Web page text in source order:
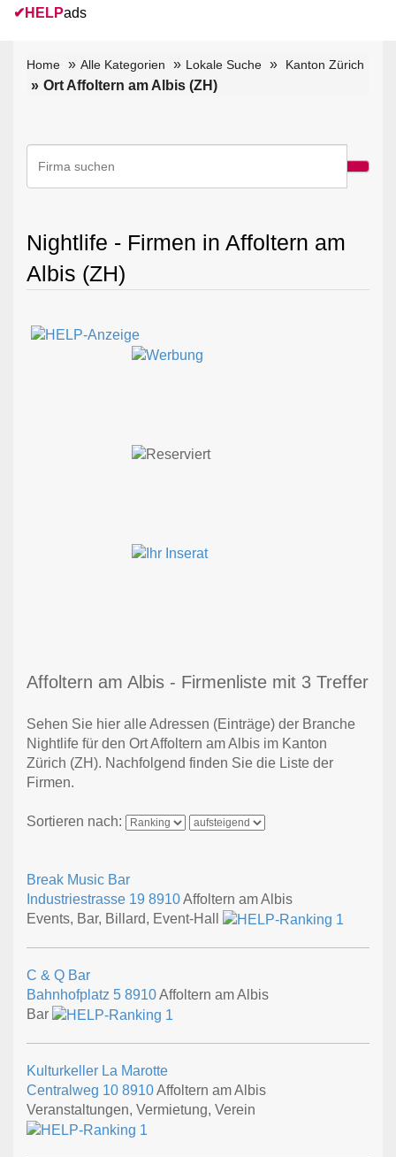
✔ HELPads
Home Alle Kategorien Lokale Suche Kanton Zürich
Ort Affoltern am Albis (ZH)
Nightlife - Firmen in Affoltern am
Albis (ZH)
Affoltern am Albis - Firmenliste mit 3 Treffer
Sehen Sie hier alle Adressen (Einträge) der Branche
Nightlife für den Ort Affoltern am Albis im Kanton
Zürich (ZH). Nachfolgend finden Sie die Liste der
Firmen.
Sortieren nach:
Break Music Bar
Industriestrasse 19 8910Affoltern am Albis
Events, Bar, Billard, Event-Hall
C & Q Bar
Bahnhofplatz 5 8910Affoltern am Albis
Bar
Kulturkeller La Marotte
Centralweg 10 8910Affoltern am Albis
Veranstaltungen, Vermietung, Verein